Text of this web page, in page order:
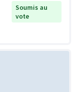
Soumis au
vote